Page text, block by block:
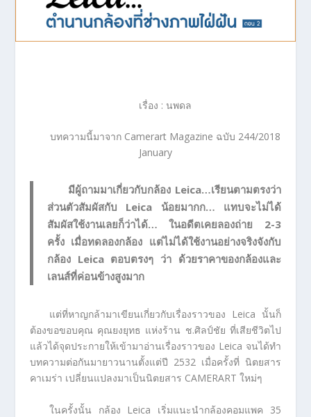
เรื่อง : นพดล
บทความนี้มาจาก Camerart Magazine ฉบับ 244/2018
January
มีผู้ถามมาเกี่ยวกับกล้อง Leica…เรียนตามตรงว่า
ส่วนตัวสัมผัสกับ Leica น้อยมากก… แทบจะไม่ได้
สัมผัสใช้งานเลยก็ว่าได้… ในอดีตเคยลองถ่าย 2-3
ครั้ง เมื่อทดลองกล้อง แต่ไม่ได้ใช้งานอย่างจริงจังกับ
กล้อง Leica ตอบตรงๆ ว่า ด้วยราคาของกล้องและ
เลนส์ที่ค่อนข้างสูงมาก
แต่ที่หาญกล้ามาเขียนเกี่ยวกับเรื่องราวของ Leica นั้นก็
ต้องขอขอบคุณ คุณยงยุทธ แห่งร้าน ช.ศิลป์ชัย ที่เสียชีวิตไป
แล้วได้จุดประกายให้เข้ามาอ่านเรื่องราวของ Leica จนได้ทำ
บทความต่อกันมายาวนานตั้งแต่ปี 2532 เมื่อครั้งที่ นิตยสาร
คาเมร่า เปลี่ยนแปลงมาเป็นนิตยสาร CAMERART ใหม่ๆ
ในครั้งนั้น กล้อง Leica เริ่มแนะนำกล้องคอมแพค 35